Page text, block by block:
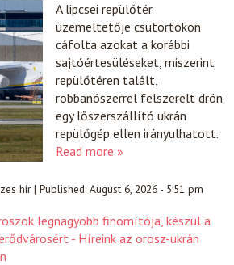
A lipcsei repülőtér
üzemeltetője csütörtökön
cáfolta azokat a korábbi
sajtóértesüléseket, miszerint
repülőtéren talált,
robbanószerrel felszerelt drón
egy lőszerszállító ukrán
repülőgép ellen irányulhatott.
Read more »
hír|Published:August 6, 2026 - 5:51 pm
legnagyobb finomítója, készül a
- Híreink az orosz-ukrán